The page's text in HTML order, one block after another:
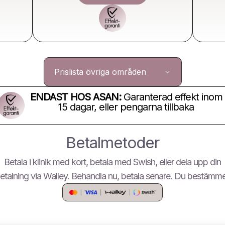
Prislista övriga områden
ENDAST HOS ASAN:Garanterad effekt inom
15 dagar, eller pengarna tillbaka
Betalmetoder
Betala i klinik med kort, betala med Swish, eller dela upp din
via Walley. Behandla nu, betala senare. Du